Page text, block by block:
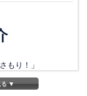
もり！」
ぐるみ！
る ▼